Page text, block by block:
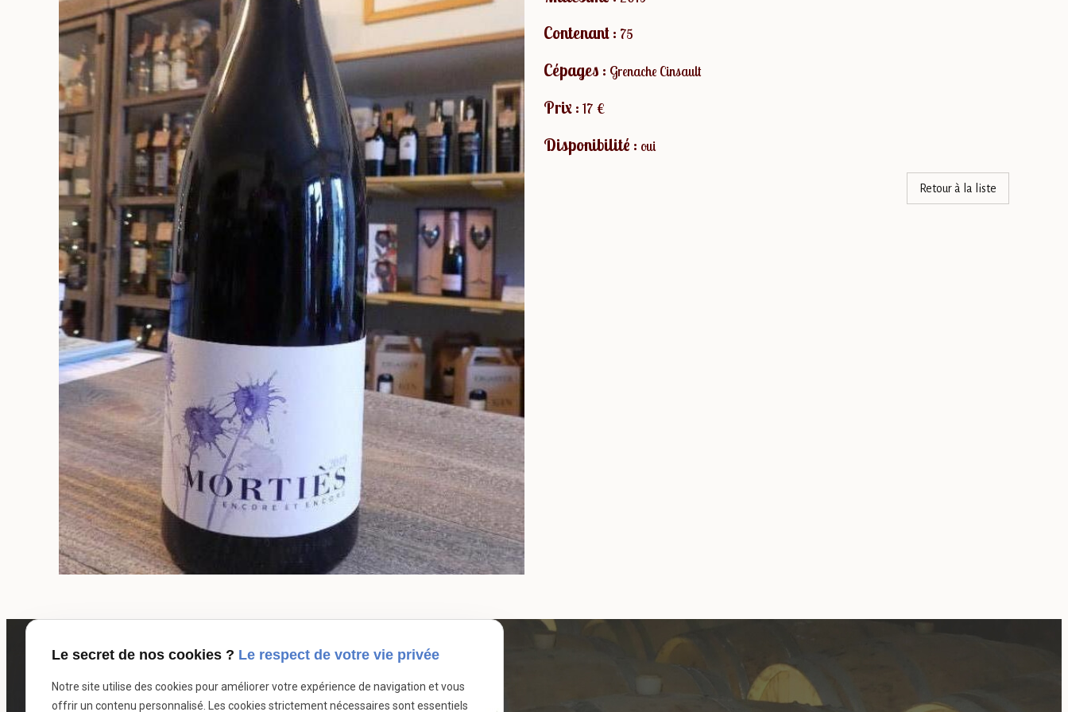
Contenant : 75
Cépages : Grenache Cinsault
Prix : 17 €
Disponibilité : oui
Retour à la liste
Le secret de nos cookies ? Le respect de votre vie privée
Notre site utilise des cookies pour améliorer votre expérience de navigation et vous
offrir un contenu personnalisé. Les cookies strictement nécessaires sont essentiels